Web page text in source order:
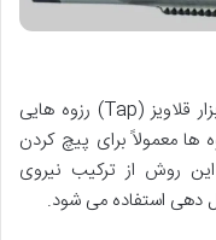
قلاویزکاری فرآیندی است که با استفاده از ابزار قلاویز (Tap) رزوه هایی
معمولاً برای پیچ کردن
روش از ترکیب نیروی
دهی استفاده می شود.